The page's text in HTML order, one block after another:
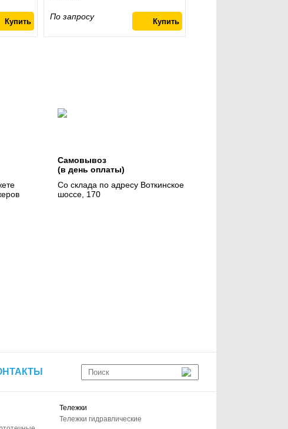
По запросу
Самовывоз
(в день оплаты)
Со склада по адресу Воткинское
шоссе, 170
Тележки
Тележки гидравлические